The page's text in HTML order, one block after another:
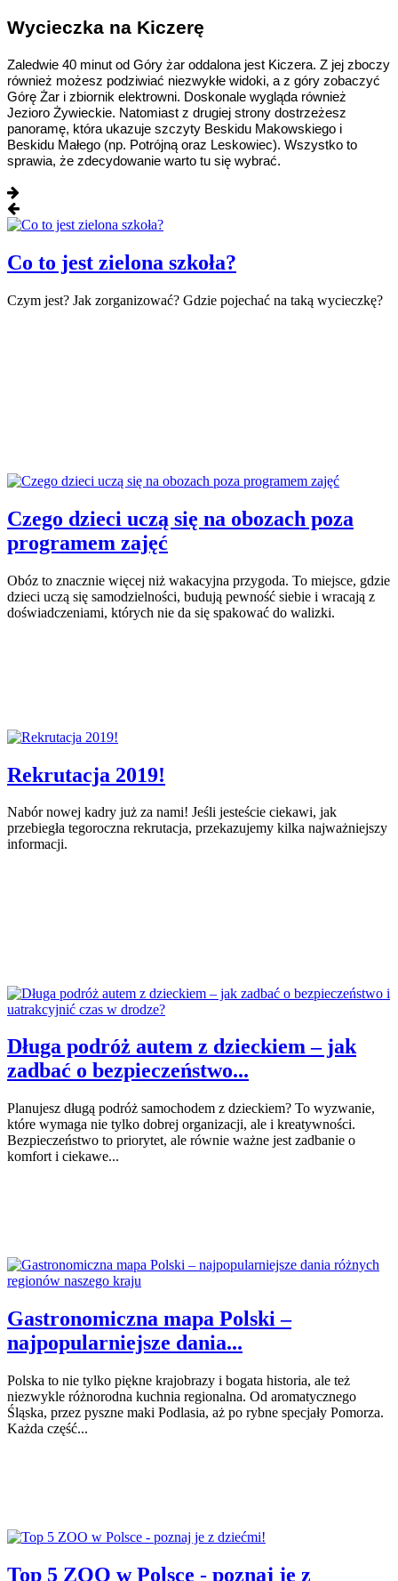
Wycieczka na Kiczerę
Zaledwie 40 minut od Góry żar oddalona jest Kiczera. Z jej zboczy
również możesz podziwiać niezwykłe widoki, a z góry zobaczyć
Górę Żar i zbiornik elektrowni. Doskonale wygląda również
Jezioro Żywieckie. Natomiast z drugiej strony dostrzeżesz
panoramę, która ukazuje szczyty Beskidu Makowskiego i
Beskidu Małego (np. Potrójną oraz Leskowiec). Wszystko to
sprawia, że zdecydowanie warto tu się wybrać.
Co to jest zielona szkoła?
Czym jest? Jak zorganizować? Gdzie pojechać na taką wycieczkę?
Czego dzieci uczą się na obozach poza
programem zajęć
Obóz to znacznie więcej niż wakacyjna przygoda. To miejsce, gdzie
dzieci uczą się samodzielności, budują pewność siebie i wracają z
doświadczeniami, których nie da się spakować do walizki.
Rekrutacja 2019!
Nabór nowej kadry już za nami! Jeśli jesteście ciekawi, jak
przebiegła tegoroczna rekrutacja, przekazujemy kilka najważniejszy
informacji.
Długa podróż autem z dzieckiem – jak
zadbać o bezpieczeństwo...
Planujesz długą podróż samochodem z dzieckiem? To wyzwanie,
które wymaga nie tylko dobrej organizacji, ale i kreatywności.
Bezpieczeństwo to priorytet, ale równie ważne jest zadbanie o
komfort i ciekawe...
Gastronomiczna mapa Polski –
najpopularniejsze dania...
Polska to nie tylko piękne krajobrazy i bogata historia, ale też
niezwykle różnorodna kuchnia regionalna. Od aromatycznego
Śląska, przez pyszne maki Podlasia, aż po rybne specjały Pomorza.
Każda część...
Top 5 ZOO w Polsce - poznaj je z